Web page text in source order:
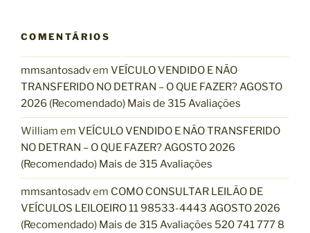
A
G
O
R
A
2
0
2
(
R
e
COMENTÁRIOS
mmsantosadvem VEÍCULO VENDIDO E NÃO
TRANSFERIDO NO DETRAN – O QUE FAZER? AGOSTO
2026 (Recomendado) Mais de 315 Avaliações
William em VEÍCULO VENDIDO E NÃO TRANSFERIDO
NO DETRAN – O QUE FAZER? AGOSTO 2026
(Recomendado) Mais de 315 Avaliações
mmsantosadvem COMO CONSULTAR LEILÃO DE
VEÍCULOS LEILOEIRO 11 98533-4443 AGOSTO 2026
(Recomendado) Mais de 315 Avaliações 520 741 777 8